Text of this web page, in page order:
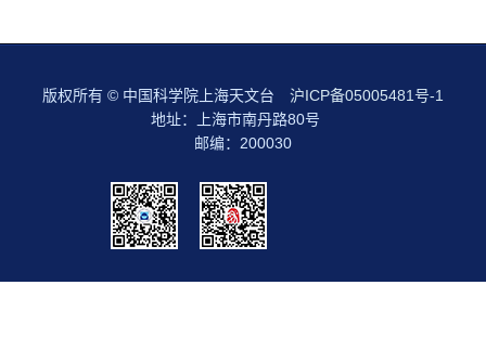
版权所有 © 中国科学院上海天文台 沪ICP备05005481号-1
地址：上海市南丹路80号
邮编：200030